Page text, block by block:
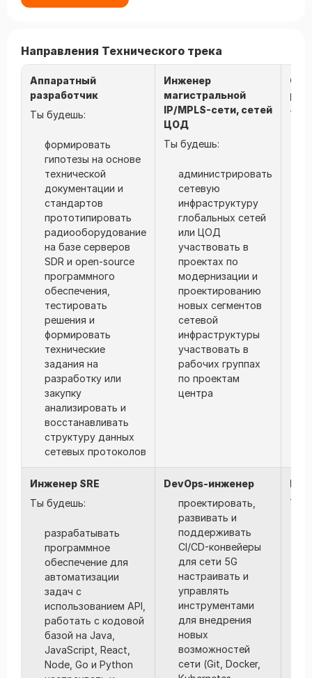
Направления Технического трека
Аппаратный
разработчик
Ты будешь:
формировать
гипотезы на основе
технической
документации и
стандартов
прототипировать
радиооборудование
на базе серверов
SDR и open-source
программного
обеспечения,
тестировать
решения и
формировать
технические
задания на
разработку или
закупку
анализировать и
восстанавливать
структуру данных
сетевых протоколов
Инженер
магистральной
IP/MPLS-сети, сетей
ЦОД
Ты будешь:
администрировать
сетевую
инфраструктуру
глобальных сетей
или ЦОД
участвовать в
проектах по
модернизации и
проектированию
новых сегментов
сетевой
инфраструктуры
участвовать в
рабочих группах
по проектам
центра
Ты
Инженер SRE
Ты будешь:
разрабатывать
программное
обеспечение для
автоматизации
задач с
использованием API,
работать с кодовой
базой на Java,
JavaScript, React,
Node, Go и Python
DevOps-инженер
проектировать,
развивать и
поддерживать
CI/CD-конвейеры
для сети 5G
настраивать и
управлять
инструментами
для внедрения
новых
возможностей
сети (Git, Docker,
Ты